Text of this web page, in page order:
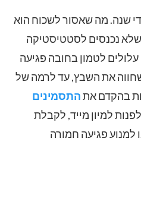
מדי שנה. מה שאסור לשכוח הוא
נכנסים לסטטיסטיקה
לטמון בחובה פגיעה
את השבץ, עד לרמה של
בהקדם אתהתסמינים
למיון מייד, לקבלת
למנוע פגיעה חמורה